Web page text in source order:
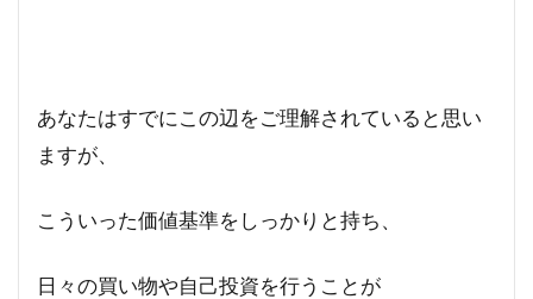
あなたはすでにこの辺をご理解されていると思い
ますが、
こういった価値基準をしっかりと持ち、
日々の買い物や自己投資を行うことが